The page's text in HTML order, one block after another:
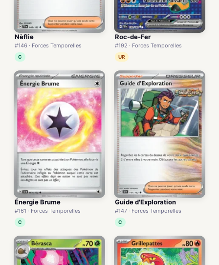
Nèflie
#146 · Forces Temporelles
C
Roc-de-Fer
#192 · Forces Temporelles
UR
Énergie Brume
#161 · Forces Temporelles
C
Guide d'Exploration
#147 · Forces Temporelles
C